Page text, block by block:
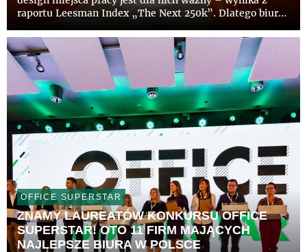
raportu Leesman Index „The Next 250k”. Dlatego biura
Najciekawszych przykładów aranżacji poszuka CBRE w
drugiej ed...
OFFICE SUPERSTAR
ZNAMY LAUREATÓW KONKURSU OFFICE
SUPERSTAR! OTO 11 FIRM MAJĄCYCH
NAJLEPSZE BIURA W POLSCE